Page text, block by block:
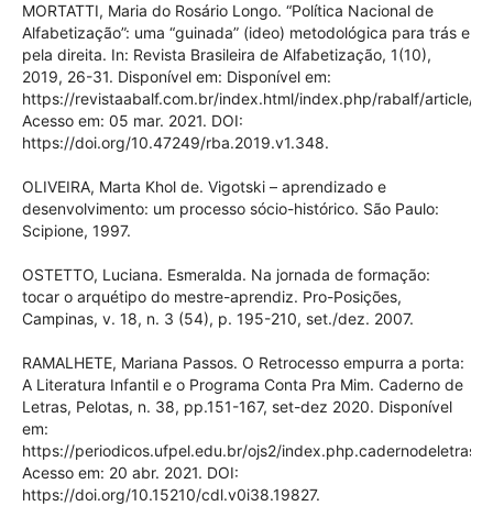
MORTATTI, Maria do Rosário Longo. “Política Nacional de
Alfabetização”: uma “guinada” (ideo) metodológica para trás e
pela direita. In: Revista Brasileira de Alfabetização, 1(10),
2019, 26-31. Disponível em: Disponível em:
https://revistaabalf.com.br/index.html/index.php/rabalf/article/
Acesso em: 05 mar. 2021. DOI:
https://doi.org/10.47249/rba.2019.v1.348.
OLIVEIRA, Marta Khol de. Vigotski – aprendizado e
desenvolvimento: um processo sócio-histórico. São Paulo:
Scipione, 1997.
OSTETTO, Luciana. Esmeralda. Na jornada de formação:
tocar o arquétipo do mestre-aprendiz. Pro-Posições,
Campinas, v. 18, n. 3 (54), p. 195-210, set./dez. 2007.
RAMALHETE, Mariana Passos. O Retrocesso empurra a porta:
A Literatura Infantil e o Programa Conta Pra Mim. Caderno de
Letras, Pelotas, n. 38, pp.151-167, set-dez 2020. Disponível
em:
https://periodicos.ufpel.edu.br/ojs2/index.php.cadernodeletras/
Acesso em: 20 abr. 2021. DOI:
https://doi.org/10.15210/cdl.v0i38.19827.